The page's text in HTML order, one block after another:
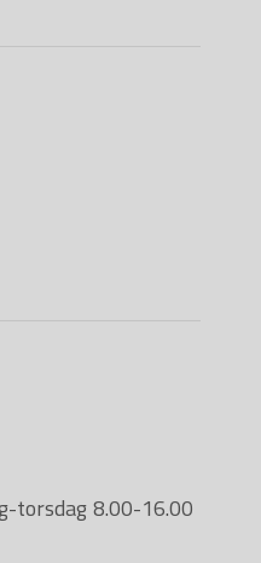
torsdag 8.00-16.00